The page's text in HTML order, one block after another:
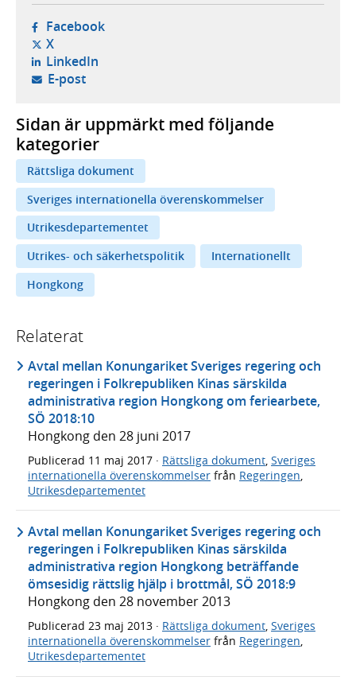
Facebook- öppnas i ny flik, extern webbplats,
X- öppnas i ny flik, extern webbplats,
LinkedIn- öppnas i ny flik, extern webbplats,
E-post- öppnar din e-postklient,
Sidan är uppmärkt med följande
kategorier
Rättsliga dokument
Sveriges internationella överenskommelser
Utrikesdepartementet
Utrikes- och säkerhetspolitik
Internationellt
Hongkong
Relaterat
Avtal mellan Konungariket Sveriges regering och
regeringen i Folkrepubliken Kinas särskilda
administrativa region Hongkong om feriearbete,
SÖ 2018:10
Hongkong den 28 juni 2017
Publicerad 11 maj 2017 · Rättsliga dokument Sveriges
internationella överenskommelser från Regeringen
Utrikesdepartementet
Avtal mellan Konungariket Sveriges regering och
regeringen i Folkrepubliken Kinas särskilda
administrativa region Hongkong beträffande
ömsesidig rättslig hjälp i brottmål, SÖ 2018:9
Hongkong den 28 november 2013
Publicerad 23 maj 2013 · Rättsliga dokument, Sveriges
internationella överenskommelser från Regeringen,
Utrikesdepartementet